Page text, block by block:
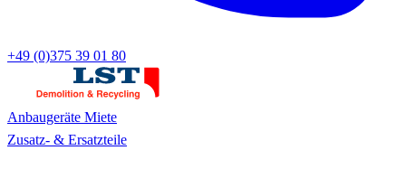
+49 (0)375 39 01 80
Anbaugeräte Miete
Zusatz- & Ersatzteile